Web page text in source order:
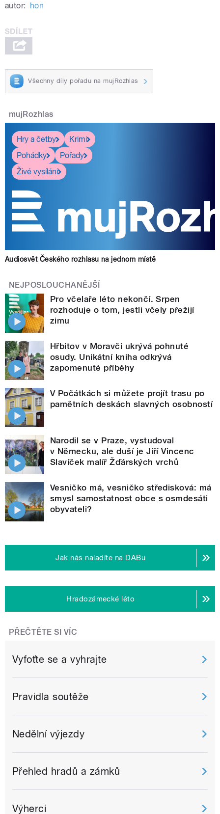
autor: hon
Všechny díly pořadu na mujRozhlas
mujRozhlas
Hry a četby
Krimi
Pohádky
Pořady
Živé vysílání
Audiosvět Českého rozhlasu na jednom místě
NEJPOSLOUCHANĚJŠÍ
Pro včelaře léto nekončí. Srpen
rozhoduje o tom, jestli včely přežijí
zimu
Hřbitov v Moravči ukrývá pohnuté
osudy. Unikátní kniha odkrývá
zapomenuté příběhy
V Počátkách si můžete projít trasu po
pamětních deskách slavných osobností
Narodil se v Praze, vystudoval
v Německu, ale duší je Jiří Vincenc
Slavíček malíř Žďárských vrchů
Vesničko má, vesničko středisková: má
smysl samostatnost obce s osmdesáti
obyvateli?
Jak nás naladíte na DABu
Hradozámecké léto
PŘEČTĚTE SI VÍC
Vyfoťte se a vyhrajte
Pravidla soutěže
Nedělní výjezdy
Přehled hradů a zámků
Výherci